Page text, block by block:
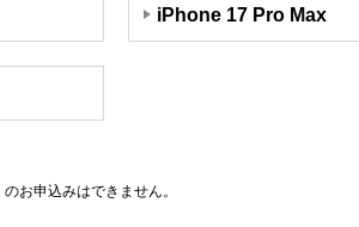
iPhone 17 Pro Max
お申込みはできません。